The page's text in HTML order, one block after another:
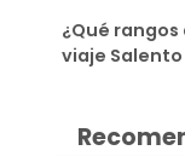
¿Qué
viaje